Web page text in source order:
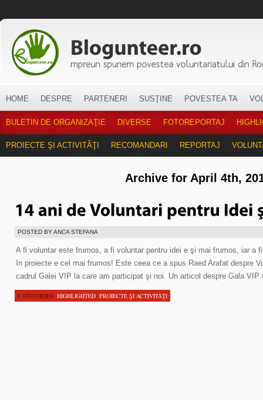
HOME DESPRE PARTENERI SUSŢINE POVESTEA TA
BULETIN DE ORGANIZAŢIE DIVERSE FOTOREPORTAJ
PROIECTE ŞI ACTIVITĂŢI RECOMANDARI REPORTAJ
Archive for April 4th,
POSTED BY ANCA STEFANA
A fi voluntar este frumos, a fi voluntar pentru idei e şi mai frumos, iar a
în proiecte e cel mai frumos! Este ceea ce a spus Raed Arafat despre
cadrul Galei VIP la care am participat şi noi. Un articol despre Gala VIP
CATEGORIES: HIGHLIGHTED, PROIECTE ŞI ACTIVITĂŢI